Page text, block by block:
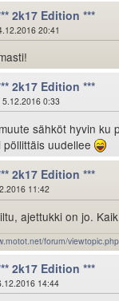
2k17 Edition ***
20:41
2k17 Edition ***
5.12.2016 0:33
sähköt hyvin ku
uudellee
2k17 Edition ***
11:42
ajettukki on jo.
forum/
2k17 Edition ***
14:44